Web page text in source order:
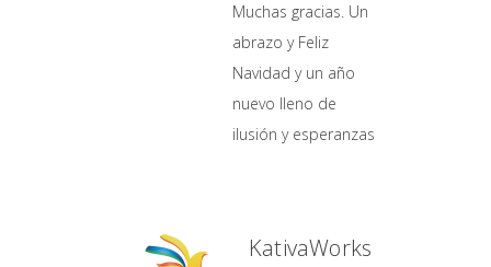
Muchas gracias. Un
abrazo y Feliz
Navidad y un año
nuevo lleno de
ilusión y esperanzas
KativaWorks